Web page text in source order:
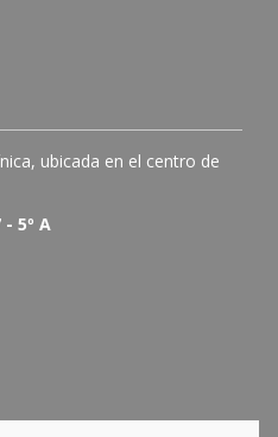
ubicada en el centro de
5º A